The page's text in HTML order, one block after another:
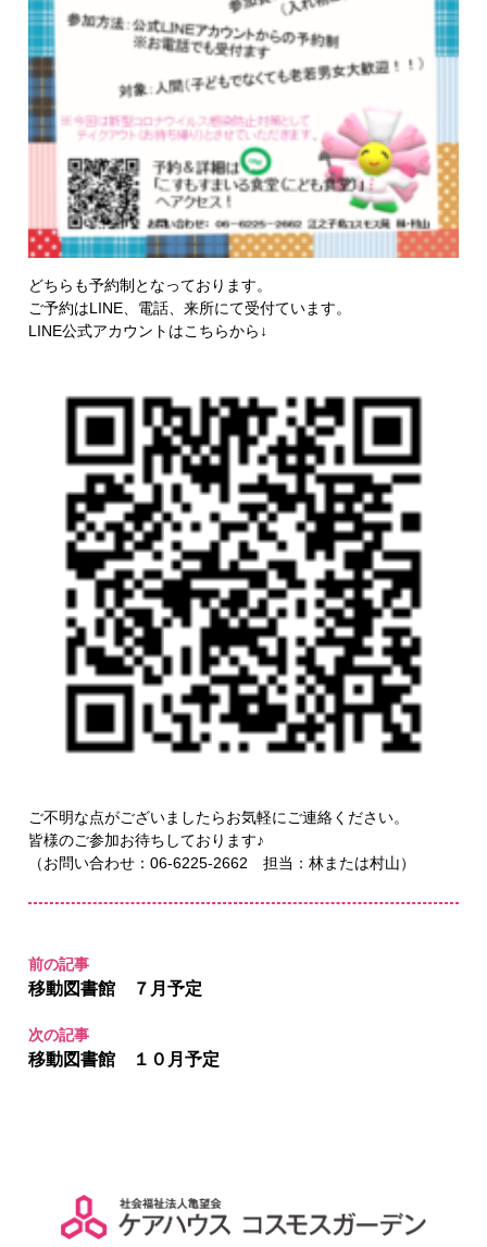
どちらも予約制となっております。
ご予約はLINE、電話、来所にて受付ています。
LINE公式アカウントはこちらから↓
ご不明な点がございましたらお気軽にご連絡ください。
皆様のご参加お待ちしております♪
（お問い合わせ：06-6225-2662 担当：林または村山）
前の記事
移動図書館 ７月予定
次の記事
移動図書館 １０月予定